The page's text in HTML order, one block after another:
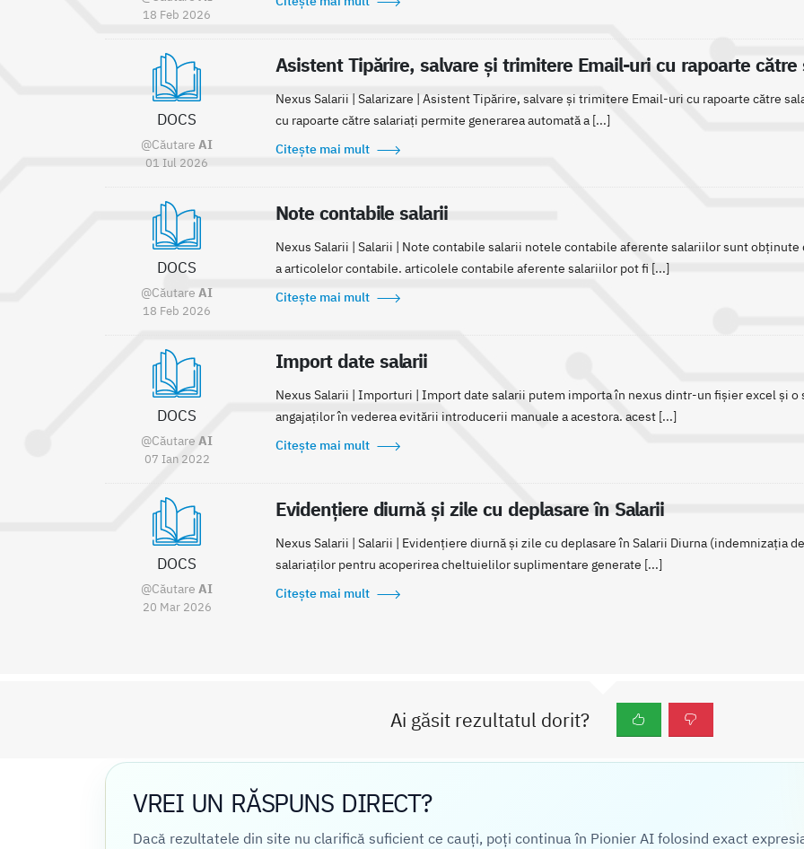
18 Feb 2026
DOCS
@Căutare AI
01 Iul 2026
Asistent Tipărire, salvare și trimitere Email-uri cu rapoarte către
Nexus Salarii | Salarizare | Asistent Tipărire, salvare și trimitere Email-uri cu rapoarte către
cu rapoarte către salariați permite generarea automată a [...]
Citește mai mult
DOCS
@Căutare AI
18 Feb 2026
Note contabile salarii
Nexus Salarii | Salarii | Note contabile salarii notele contabile aferente salariilor sunt
a articolelor contabile. articolele contabile aferente salariilor pot fi [...]
Citește mai mult
DOCS
@Căutare AI
07 Ian 2022
Import date salarii
Nexus Salarii | Importuri | Import date salarii putem importa în nexus dintr-un fișier excel și
angajaților în vederea evitării introducerii manuale a acestora. acest [...]
Citește mai mult
DOCS
@Căutare AI
20 Mar 2026
Evidențiere diurnă și zile cu deplasare în Salarii
Nexus Salarii | Salarii | Evidențiere diurnă și zile cu deplasare în Salarii Diurna (indemnizația
salariaților pentru acoperirea cheltuielilor suplimentare generate [...]
Citește mai mult
Ai găsit rezultatul dorit?
VREI UN RĂSPUNS DIRECT?
Dacă rezultatele din site nu clarifică suficient ce cauți, poți continua în Pionier AI folosind exact